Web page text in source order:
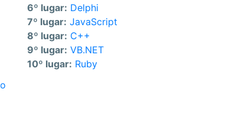
6º lugar: Delphi
7º lugar: JavaScript
8º lugar: C++
9º lugar: VB.NET
10º lugar: Ruby